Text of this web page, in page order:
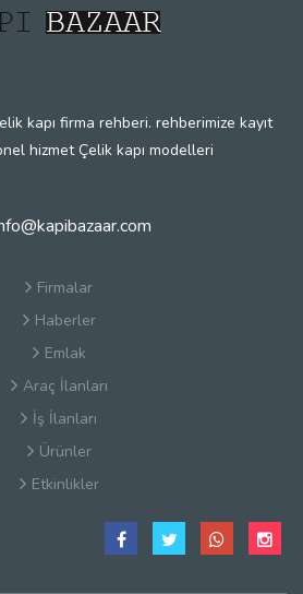
kapı firma rehberi. rehberimize kayıt
hizmet Çelik kapı modelleri
Firmalar
Haberler
Emlak
Araç İlanları
İş İlanları
Ürünler
Etkinlikler
Çerez Politikaları
Satış Sözleşmesi